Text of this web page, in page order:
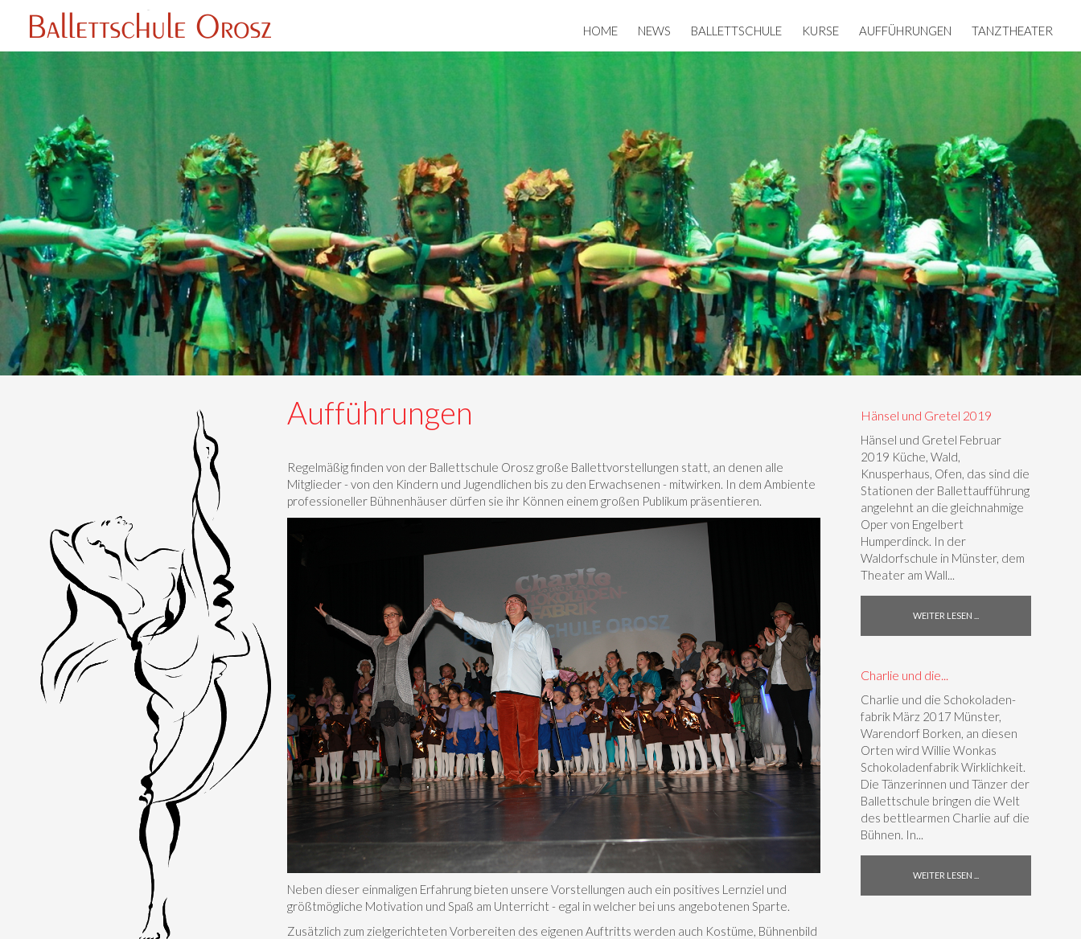
HOME NEWS BALLETTSCHULE KURSE AUFFÜHRUNGEN TANZTHEATER
Aufführungen
Regelmäßig finden von der Ballettschule Orosz große Ballettvorstellungen statt, an denen alle
Mitglieder - von den Kindern und Jugendlichen bis zu den Erwachsenen - mitwirken. In dem Ambiente
professioneller Bühnenhäuser dürfen sie ihr Können einem großen Publikum präsentieren.
Neben dieser einmaligen Erfahrung bieten unsere Vorstellungen auch ein positives Lernziel und
größtmögliche Motivation und Spaß am Unterricht - egal in welcher bei uns angebotenen Sparte.
Zusätzlich zum zielgerichteten Vorbereiten des eigenen Auftritts werden auch Kostüme, Bühnenbild
Hänsel und Gretel 2019
Hänsel und Gretel Februar
2019 Küche, Wald,
Knusperhaus, Ofen, das sind die
Stationen der Ballettaufführung
angelehnt an die gleichnahmige
Oper von Engelbert
Humperdinck. In der
Waldorfschule in Münster, dem
Theater am Wall...
WEITER LESEN ...
Charlie und die...
Charlie und die Schokoladen­
fabrik März 2017 Münster,
Warendorf Borken, an diesen
Orten wird Willie Wonkas
Schokoladenfabrik Wirklichkeit.
Die Tänzerinnen und Tänzer der
Ballettschule bringen die Welt
des bettlearmen Charlie auf die
Bühnen. In...
WEITER LESEN ...